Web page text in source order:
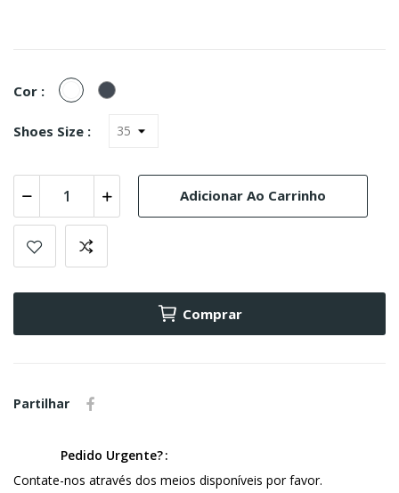
Cor : BrancoPreto
Shoes Size :
Adicionar Ao Carrinho
Comprar
Partilhar
Pedido Urgente?
Contate-nos através dos meios disponíveis por favor.